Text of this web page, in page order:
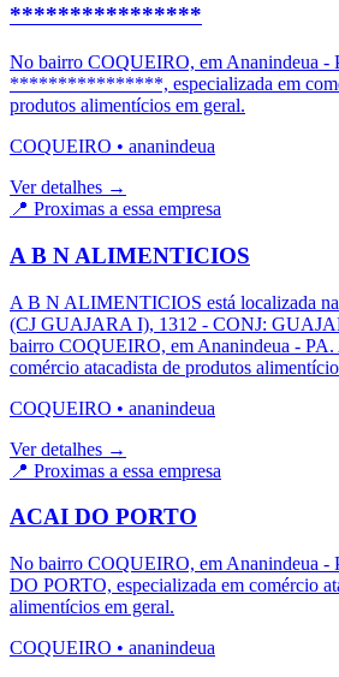
****************
No bairro COQUEIRO, em Ananindeua -
****************, especializada em
produtos alimentícios em geral.
COQUEIRO • ananindeua
Ver detalhes →
📍 Proximas a essa empresa
A B N ALIMENTICIOS
A B N ALIMENTICIOS está localizada
(CJ GUAJARA I), 1312 - CONJ:
bairro COQUEIRO, em Ananindeua - PA.
comércio atacadista de produtos
COQUEIRO • ananindeua
Ver detalhes →
📍 Proximas a essa empresa
ACAI DO PORTO
No bairro COQUEIRO, em Ananindeua -
DO PORTO, especializada em comércio
alimentícios em geral.
COQUEIRO • ananindeua